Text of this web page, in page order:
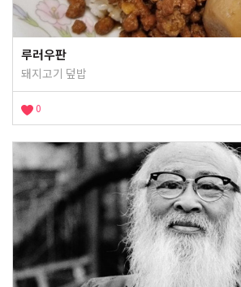
루러우판
돼지고기 덮밥
0